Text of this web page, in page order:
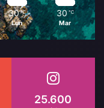
30 ℃
Lun
30 ℃
Mar
25.600